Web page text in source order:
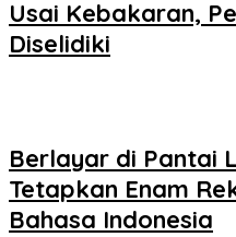
Usai Kebakaran,
Diselidiki
Berlayar di Pantai
Tetapkan Enam
Bahasa Indonesia